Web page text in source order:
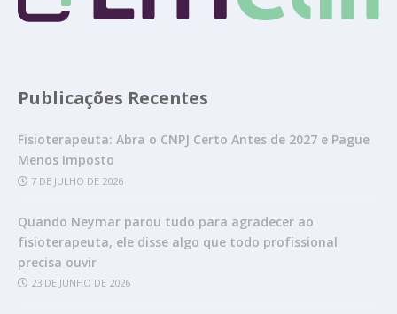
Publicações Recentes
Fisioterapeuta: Abra o CNPJ Certo Antes de 2027 e Pague
Menos Imposto
7 DE JULHO DE 2026
Quando Neymar parou tudo para agradecer ao
fisioterapeuta, ele disse algo que todo profissional
precisa ouvir
23 DE JUNHO DE 2026